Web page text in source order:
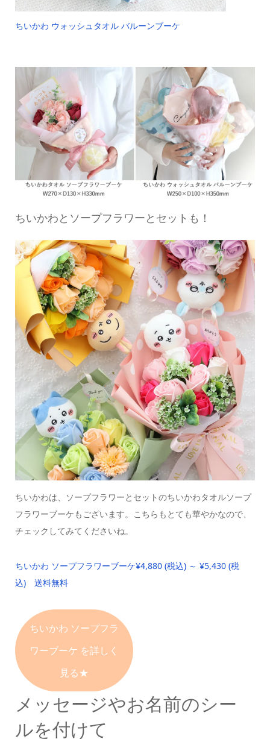
ちいかわ ウォッシュタオル バルーンブーケ
ちいかわとソープフラワーとセットも！
ちいかわは、ソープフラワーとセットのちいかわタオルソープ
フラワーブーケもございます。
こちらもとても華やかなので、
チェックしてみてくださいね。
ちいかわ ソープフラワーブーケ¥4,880 (税込) ～ ¥5,430 (税
込) 送料無料
ちいかわ ソープフラ
ワーブーケ を詳しく
見る★
メッセージやお名前のシー
ルを付けて